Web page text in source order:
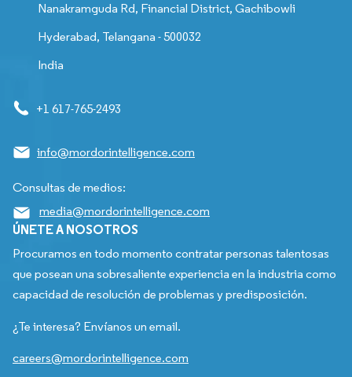
Nanakramguda Rd, Financial District, Gachibowli
Hyderabad, Telangana - 500032
India
+1 617-765-2493
info@mordorintelligence.com
Consultas de medios:
media@mordorintelligence.com
ÚNETE A NOSOTROS
Procuramos en todo momento contratar personas talentosas
que posean una sobresaliente experiencia en la industria como
capacidad de resolución de problemas y predisposición.
¿Te interesa? Envíanos un email.
careers@mordorintelligence.com